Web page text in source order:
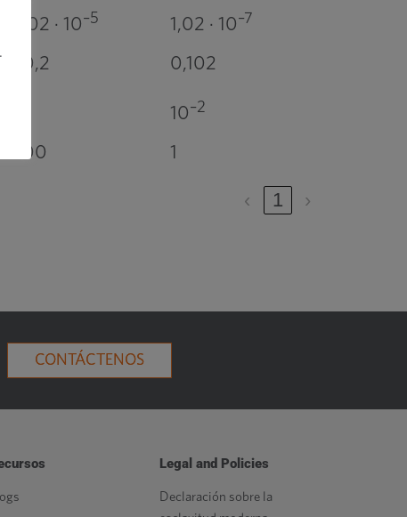
1,02 · 10–5 1,02 · 10–7
10,2 0,102
10–2
100 1
‹ 1 ›
CONTÁCTENOS
Legal and Policies
Declaración sobre la